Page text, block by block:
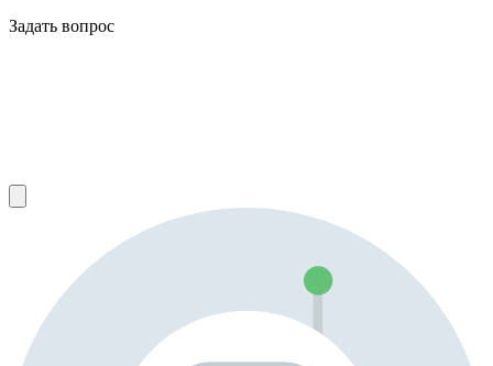
Задать вопрос